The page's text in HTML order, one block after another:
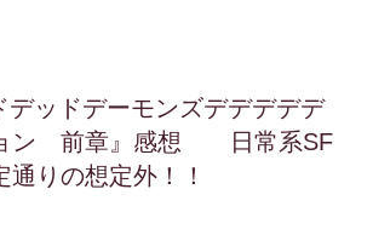
デッドデーモンズデデデデデ
ョン 前章』感想 日常系SF
通りの想定外！！